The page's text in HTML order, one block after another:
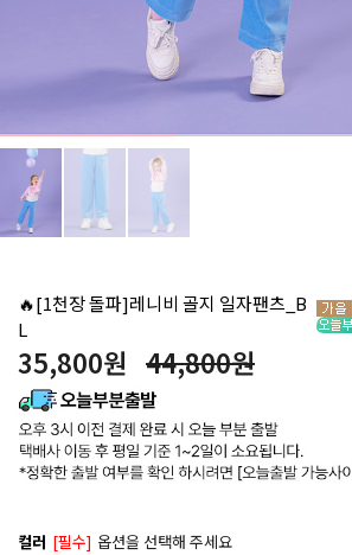
🔥[1천장 돌파]레니비 골지 일자팬츠_B
L
35,800원 44,800원
컬러 [필수] 옵션을 선택해 주세요